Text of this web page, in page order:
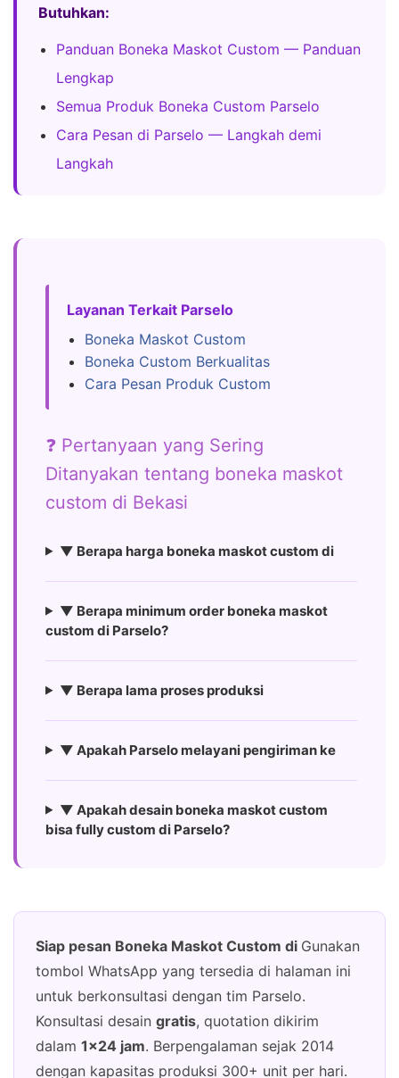
Butuhkan:
Panduan Boneka Maskot Custom — Panduan
Lengkap
Semua Produk Boneka Custom Parselo
Cara Pesan di Parselo — Langkah demi
Langkah
Layanan Terkait Parselo
Boneka Maskot Custom
Boneka Custom Berkualitas
Cara Pesan Produk Custom
❓ Pertanyaan yang Sering
Ditanyakan tentang boneka maskot
custom di Bekasi
▼ Berapa harga boneka maskot custom di
▼ Berapa minimum order boneka maskot
custom di Parselo?
▼ Berapa lama proses produksi
▼ Apakah Parselo melayani pengiriman ke
▼ Apakah desain boneka maskot custom
bisa fully custom di Parselo?
Siap pesan Boneka Maskot Custom di Gunakan
tombol WhatsApp yang tersedia di halaman ini
untuk berkonsultasi dengan tim Parselo.
Konsultasi desain gratis, quotation dikirim
dalam 1×24 jam. Berpengalaman sejak 2014
dengan kapasitas produksi 300+ unit per hari.